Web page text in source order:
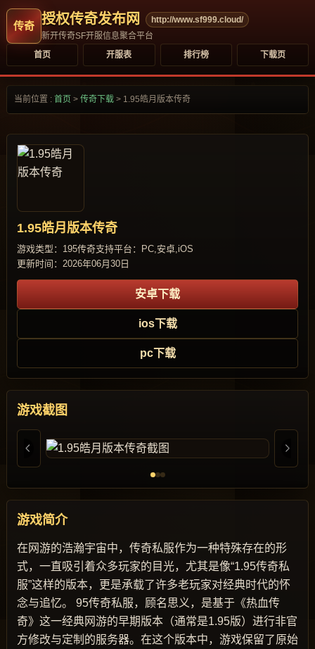
授权传奇发布网
http://www.sf999.cloud/
新开传奇SF开服信息聚合平台
首页
开服表 排行榜 下载页
当前位置 : 首页 > 传奇下载 > 1.95皓月版本传奇
1.95皓月版本传奇
游戏类型：195传奇支持平台：PC,安卓,iOS
更新时间：2026年06月30日
安卓下载
ios下载
pc下载
游戏截图
游戏简介
在网游的浩瀚宇宙中，传奇私服作为一种特殊存在的形
式，一直吸引着众多玩家的目光，尤其是像“1.95传奇私
服”这样的版本，更是承载了许多老玩家对经典时代的怀
念与追忆。 95传奇私服，顾名思义，是基于《热血传
奇》这一经典网游的早期版本（通常是1.95版）进行非官
方修改与定制的服务器。在这个版本中，游戏保留了原始